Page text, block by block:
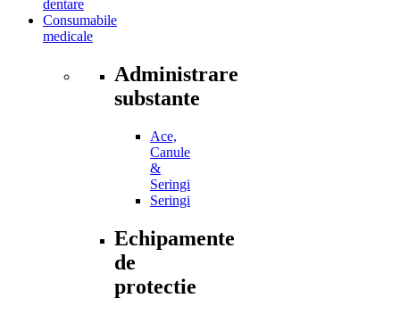
dentare
Consumabile
medicale
Administrare
substante
Ace,
Canule
&
Seringi
Seringi
Echipamente
de
protectie